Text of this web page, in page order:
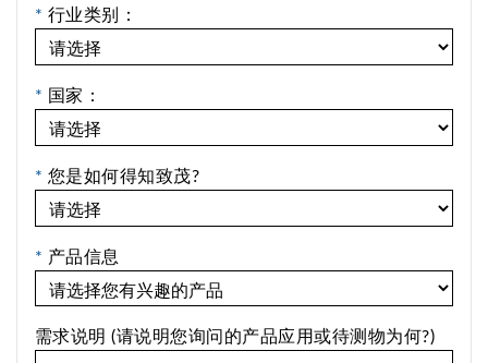
* 行业类别：
* 国家：
* 您是如何得知致茂?
* 产品信息
需求说明 (请说明您询问的产品应用或待测物为何?)